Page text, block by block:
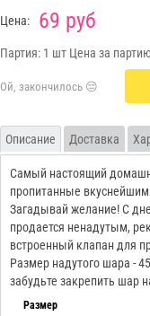
Цена: 69 руб
Партия: 1 шт Цена за
Описание Доставка
Самый настоящий
пропитанные
Загадывай желание! С
продается ненадутым,
встроенный клапан для
Размер надутого шара -
забудьте закрепить шар
Размер